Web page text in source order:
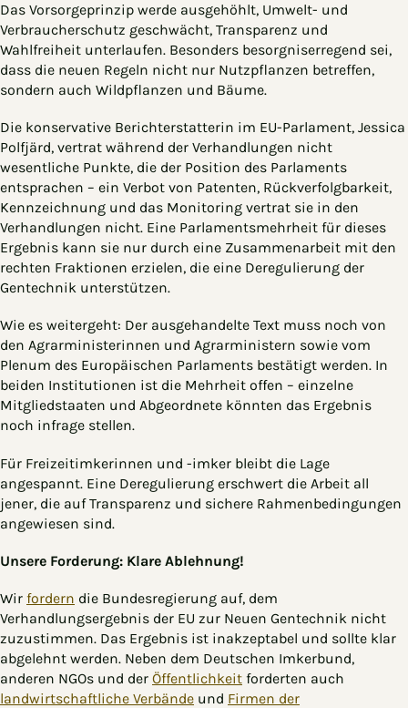
Das Vorsorgeprinzip werde ausgehöhlt, Umwelt- und
Verbraucherschutz geschwächt, Transparenz und
Wahlfreiheit unterlaufen. Besonders besorgniserregend sei,
dass die neuen Regeln nicht nur Nutzpflanzen betreffen,
sondern auch Wildpflanzen und Bäume.
Die konservative Berichterstatterin im EU-Parlament, Jessica
Polfjärd, vertrat während der Verhandlungen nicht
wesentliche Punkte, die der Position des Parlaments
entsprachen – ein Verbot von Patenten, Rückverfolgbarkeit,
Kennzeichnung und das Monitoring vertrat sie in den
Verhandlungen nicht. Eine Parlamentsmehrheit für dieses
Ergebnis kann sie nur durch eine Zusammenarbeit mit den
rechten Fraktionen erzielen, die eine Deregulierung der
Gentechnik unterstützen.
Wie es weitergeht: Der ausgehandelte Text muss noch von
den Agrarministerinnen und Agrarministern sowie vom
Plenum des Europäischen Parlaments bestätigt werden. In
beiden Institutionen ist die Mehrheit offen – einzelne
Mitgliedstaaten und Abgeordnete könnten das Ergebnis
noch infrage stellen.
Für Freizeitimkerinnen und -imker bleibt die Lage
angespannt. Eine Deregulierung erschwert die Arbeit all
jener, die auf Transparenz und sichere Rahmenbedingungen
angewiesen sind.
Unsere Forderung: Klare Ablehnung!
Wir fordern die Bundesregierung auf, dem
Verhandlungsergebnis der EU zur Neuen Gentechnik nicht
zuzustimmen. Das Ergebnis ist inakzeptabel und sollte klar
abgelehnt werden. Neben dem Deutschen Imkerbund,
anderen NGOs und der Öffentlichkeit forderten auch
landwirtschaftliche Verbände und Firmen der